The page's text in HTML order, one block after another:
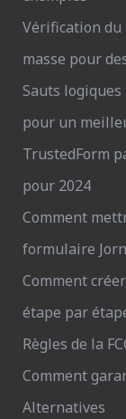
Vérification du
masse pour
Sauts
pour un
TrustedForm
pour 2024
Comment
formulaire
Comment
étape par
Règles de la
Comment
Alternatives